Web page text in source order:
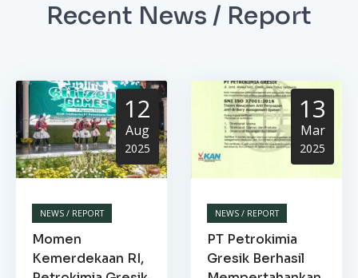
Recent News / Report
12
Aug
2025
NEWS / REPORT
Momen
Kemerdekaan RI,
13
Mar
2025
NEWS / REPORT
PT Petrokimia
Gresik Berhasil